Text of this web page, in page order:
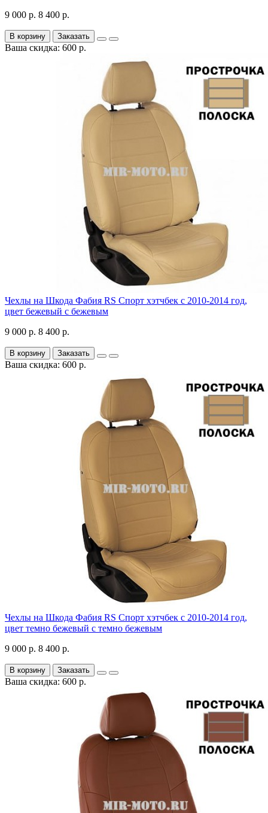
9 000 р. 8 400 р.
В корзину Заказать
Ваша скидка: 600 р.
Чехлы на Шкода Фабия RS Спорт хэтчбек с 2010-2014 год,
цвет бежевый с бежевым
9 000 р. 8 400 р.
В корзину Заказать
Ваша скидка: 600 р.
Чехлы на Шкода Фабия RS Спорт хэтчбек с 2010-2014 год,
цвет темно бежевый с темно бежевым
9 000 р. 8 400 р.
В корзину Заказать
Ваша скидка: 600 р.